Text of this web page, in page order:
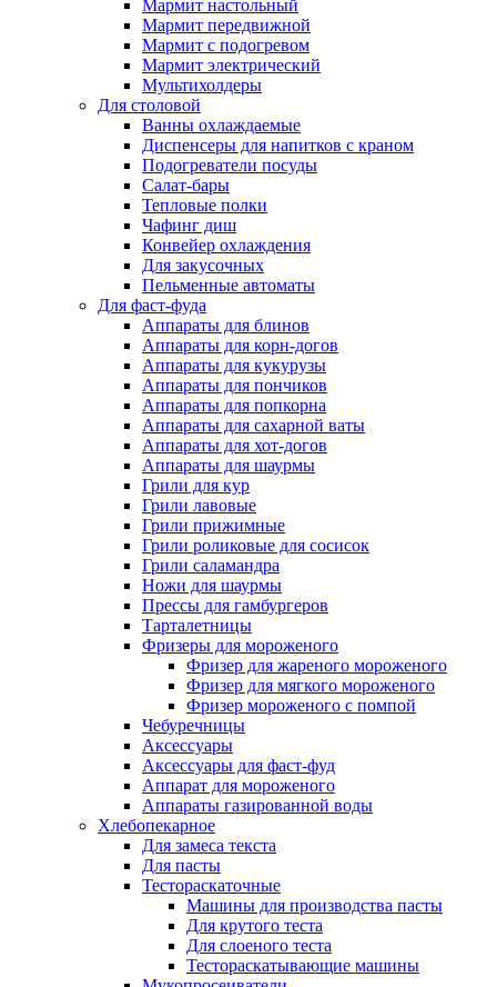
Мармит настольный
Мармит передвижной
Мармит с подогревом
Мармит электрический
Мультихолдеры
Для столовой
Ванны охлаждаемые
Диспенсеры для напитков с краном
Подогреватели посуды
Салат-бары
Тепловые полки
Чафинг диш
Конвейер охлаждения
Для закусочных
Пельменные автоматы
Для фаст-фуда
Аппараты для блинов
Аппараты для корн-догов
Аппараты для кукурузы
Аппараты для пончиков
Аппараты для попкорна
Аппараты для сахарной ваты
Аппараты для хот-догов
Аппараты для шаурмы
Грили для кур
Грили лавовые
Грили прижимные
Грили роликовые для сосисок
Грили саламандра
Ножи для шаурмы
Прессы для гамбургеров
Тарталетницы
Фризеры для мороженого
Фризер для жареного мороженого
Фризер для мягкого мороженого
Фризер мороженого с помпой
Чебуречницы
Аксессуары
Аксессуары для фаст-фуд
Аппарат для мороженого
Аппараты газированной воды
Хлебопекарное
Для замеса текста
Для пасты
Тестораскаточные
Машины для производства пасты
Для крутого теста
Для слоеного теста
Тестораскатывающие машины